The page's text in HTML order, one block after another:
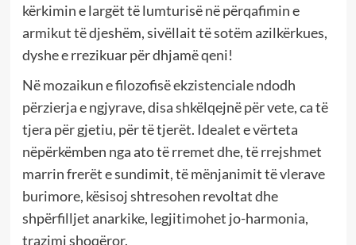
kërkimin e largët të lumturisë në përqafimin e
armikut të djeshëm, sivëllait të sotëm azilkërkues,
dyshe e rrezikuar për dhjamë qeni!
Në mozaikun e filozofisë ekzistenciale ndodh
përzierja e ngjyrave, disa shkëlqejnë për vete, ca të
tjera për gjetiu, për të tjerët. Idealet e vërteta
nëpërkëmben nga ato të rremet dhe, të rrejshmet
marrin frerët e sundimit, të mënjanimit të vlerave
burimore, kësisoj shtresohen revoltat dhe
shpërfilljet anarkike, legjitimohet jo-harmonia,
trazimi shoqëror.